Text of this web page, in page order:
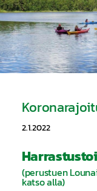
2.1.2022
(perustuen
katso alla)